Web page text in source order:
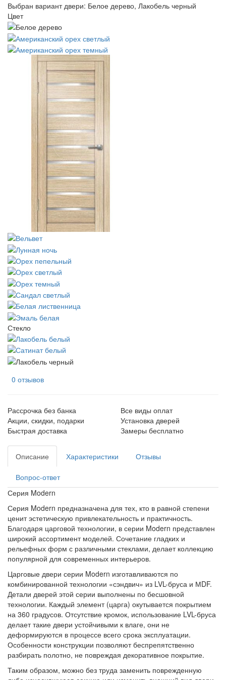
Выбран вариант двери: Белое дерево, Лакобель черный
Цвет
Стекло
0 отзывов
Рассрочка без банка
Все виды оплат
Акции, скидки, подарки
Установка дверей
Быстрая доставка
Замеры бесплатно
Описание Характеристики Отзывы
Вопрос-ответ
Серия Modern
Серия Modern предназначена для тех, кто в равной степени
ценит эстетическую привлекательность и практичность.
Благодаря царговой технологии, в серии Modern представлен
широкий ассортимент моделей. Сочетание гладких и
рельефных форм с различными стеклами, делает коллекцию
популярной для современных интерьеров.
Царговые двери серии Modern изготавливаются по
комбинированной технологии «сэндвич» из LVL-бруса и МDF.
Детали дверей этой серии выполнены по бесшовной
технологии. Каждый элемент (царга) окутывается покрытием
на 360 градусов. Отсутствие кромок, использование LVL-бруса
делает такие двери устойчивыми к влаге, они не
деформируются в процессе всего срока эксплуатации.
Особенности конструкции позволяют беспрепятственно
разбирать полотно, не повреждая декоративное покрытие.
Таким образом, можно без труда заменить поврежденную